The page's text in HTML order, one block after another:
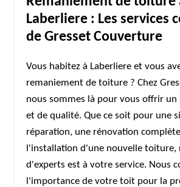
Laberliere : Les services
de Gresset Couverture
Vous habitez à Laberliere et vous
remaniement de toiture ? Chez
nous sommes là pour vous offrir un
et de qualité. Que ce soit pour une
réparation, une rénovation
l'installation d'une nouvelle toiture,
d'experts est à votre service. Nous
l'importance de votre toit pour la